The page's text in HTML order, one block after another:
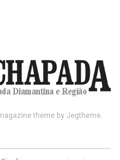
theme by Jegtheme.